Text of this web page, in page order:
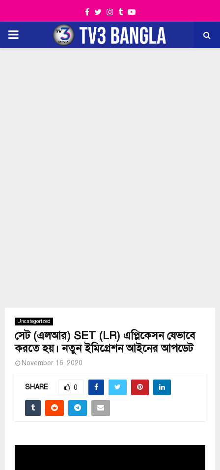
Facebook
TwitterInstagram
TumblrYoutube
PRIMARY
Uncategorized
সেট (এলআর) SET (LR) এপ্লিকেসন যেভাবে
করতে হয়। নতুন ইমিগ্রেশন আইনের আপডেট
November 16, 2020
SHARE 0